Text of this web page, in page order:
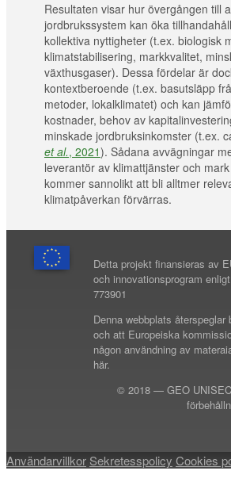
Resultaten visar hur övergången till
jordbrukssystem kan öka
kollektiva nyttigheter (t.ex. biologisk
klimatstabilisering, markkvalitet,
växthusgaser). Dessa fördelar är
kontextberoende (t.ex. basutsläpp
metoder, lokalklimatet) och kan
kostnader, behov av
minskade jordbruksinkomster (t.ex.
et al., 2021). Sådana avvägningar
leverantör av klimattjänster och
kommer sannolikt att bli alltmer
klimatpåverkan förvärras.
Detta projekt finansieras av
och innovationsprogram
773901
Denna webbplats
och att Europeiska
någon användning av
här.
© 2018 — GEO
AnvändarvillkorSekretesspolicy Cookies